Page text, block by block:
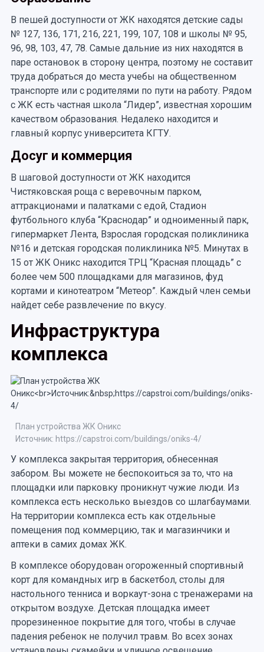
В пешей доступности от ЖК находятся детские сады
№ 127, 136, 171, 216, 221, 199, 107, 108 и школы № 95,
96, 98, 103, 47, 78. Самые дальние из них находятся в
паре остановок в сторону центра, поэтому не составит
труда добраться до места учебы на общественном
транспорте или с родителями по пути на работу. Рядом
с ЖК есть частная школа “Лидер”, известная хорошим
качеством образования. Недалеко находится и
главный корпус университета КГТУ.
Досуг и коммерция
В шаговой доступности от ЖК находится
Чистяковская роща с веревочным парком,
аттракционами и палатками с едой, Стадион
футбольного клуба “Краснодар” и одноименный парк,
гипермаркет Лента, Взрослая городская поликлиника
№16 и детская городская поликлиника №5. Минутах в
15 от ЖК Оникс находится ТРЦ “Красная площадь” с
более чем 500 площадками для магазинов, фуд
кортами и кинотеатром “Метеор”. Каждый член семьи
найдет себе развлечение по вкусу.
Инфраструктура
комплекса
План устройства ЖК Оникс
Источник: https://capstroi.com/buildings/oniks-4/
У комплекса закрытая территория, обнесенная
забором. Вы можете не беспокоиться за то, что на
площадки или парковку проникнут чужие люди. Из
комплекса есть несколько выездов со шлагбаумами.
На территории комплекса есть как отдельные
помещения под коммерцию, так и магазинчики и
аптеки в самих домах ЖК.
В комплексе оборудован огороженный спортивный
корт для командных игр в баскетбол, столы для
настольного тенниса и воркаут-зона с тренажерами на
открытом воздухе. Детская площадка имеет
прорезиненное покрытие для того, чтобы в случае
падения ребенок не получил травм. Во всех зонах